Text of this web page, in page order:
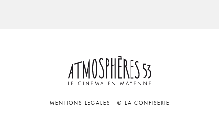
MENTIONS LÉGALES - © LA CONFISERIE